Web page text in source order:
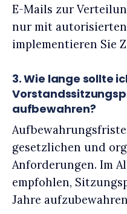
E-Mails zur
nur mit
implementieren Sie
3. Wie lange sollte
aufbewahren?
gesetzlichen und
Anforderungen. Im
empfohlen,
Jahre